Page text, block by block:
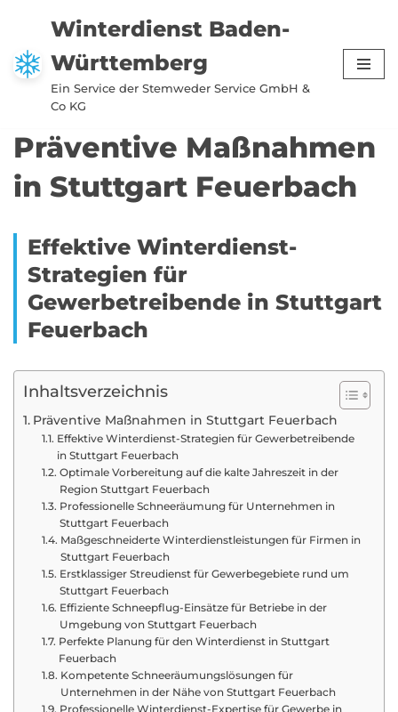
Zum
Inhalt
springen
Winterdienst Baden-
Württemberg
Ein Service der Stemweder Service GmbH &
Co KG
Präventive Maßnahmen
in Stuttgart Feuerbach
Effektive Winterdienst-
Strategien für
Gewerbetreibende in Stuttgart
Feuerbach
Inhaltsverzeichnis
Präventive Maßnahmen in Stuttgart Feuerbach
Effektive Winterdienst-Strategien für Gewerbetreibende
in Stuttgart Feuerbach
Optimale Vorbereitung auf die kalte Jahreszeit in der
Region Stuttgart Feuerbach
Professionelle Schneeräumung für Unternehmen in
Stuttgart Feuerbach
Maßgeschneiderte Winterdienstleistungen für Firmen in
Stuttgart Feuerbach
Erstklassiger Streudienst für Gewerbegebiete rund um
Stuttgart Feuerbach
Effiziente Schneepflug-Einsätze für Betriebe in der
Umgebung von Stuttgart Feuerbach
Perfekte Planung für den Winterdienst in Stuttgart
Feuerbach
Kompetente Schneeräumungslösungen für
Unternehmen in der Nähe von Stuttgart Feuerbach
Professionelle Winterdienst-Expertise für Gewerbe in